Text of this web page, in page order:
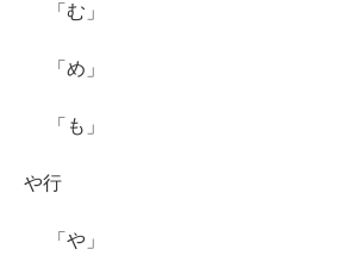
「む」
「め」
「も」
や行
「や」